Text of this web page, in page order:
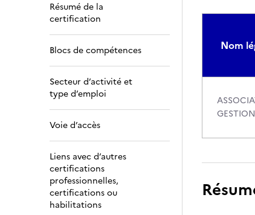
Résumé de la
certification
Blocs de compétences
Secteur d’activité et
type d’emploi
Voie d’accès
Liens avec d’autres
certifications
professionnelles,
certifications ou
habilitations
Nom